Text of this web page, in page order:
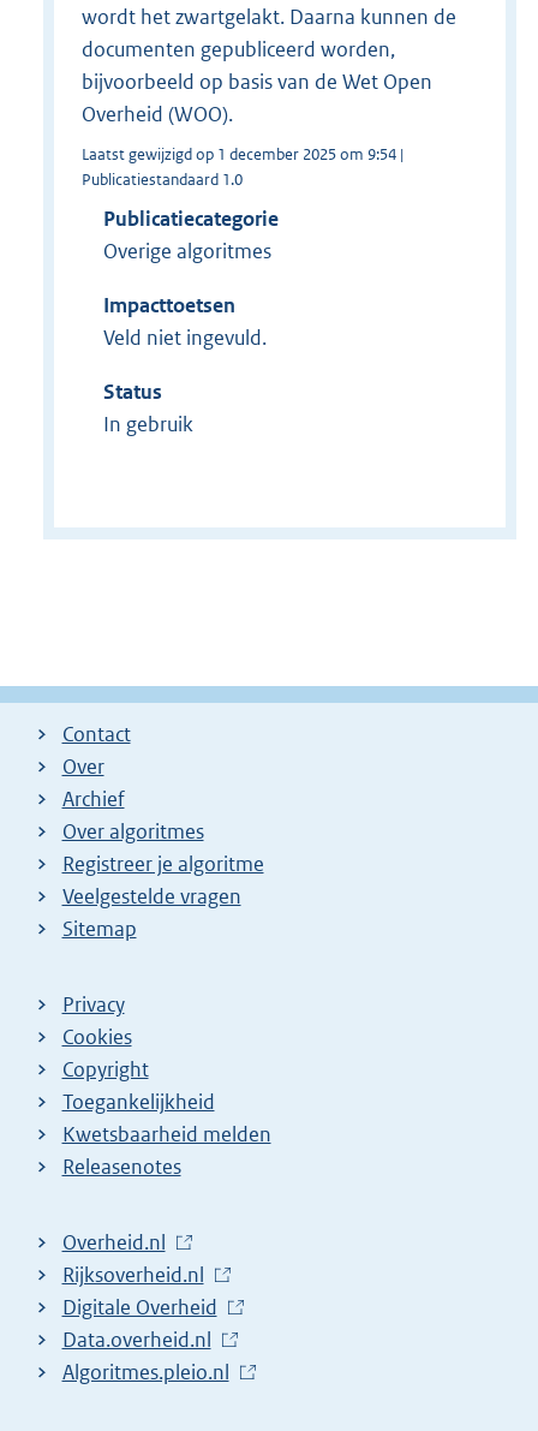
wordt het zwartgelakt. Daarna kunnen de
documenten gepubliceerd worden,
bijvoorbeeld op basis van de Wet Open
Overheid (WOO).
Laatst gewijzigd op 1 december 2025 om 9:54 |
Publicatiestandaard 1.0
Publicatiecategorie
Overige algoritmes
Impacttoetsen
Veld niet ingevuld.
Status
In gebruik
Contact
Over
Archief
Over algoritmes
Registreer je algoritme
Veelgestelde vragen
Sitemap
Privacy
Cookies
Copyright
Toegankelijkheid
Kwetsbaarheid melden
Releasenotes
L
i
n
k
n
Overheid.nl
L
i
n
k
Rijksoverheid.nl
L
i
n
Digitale Overheid
L
i
Data.overheid.nl
L
Algoritmes.pleio.nl